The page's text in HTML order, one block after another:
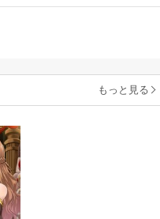
もっと見る